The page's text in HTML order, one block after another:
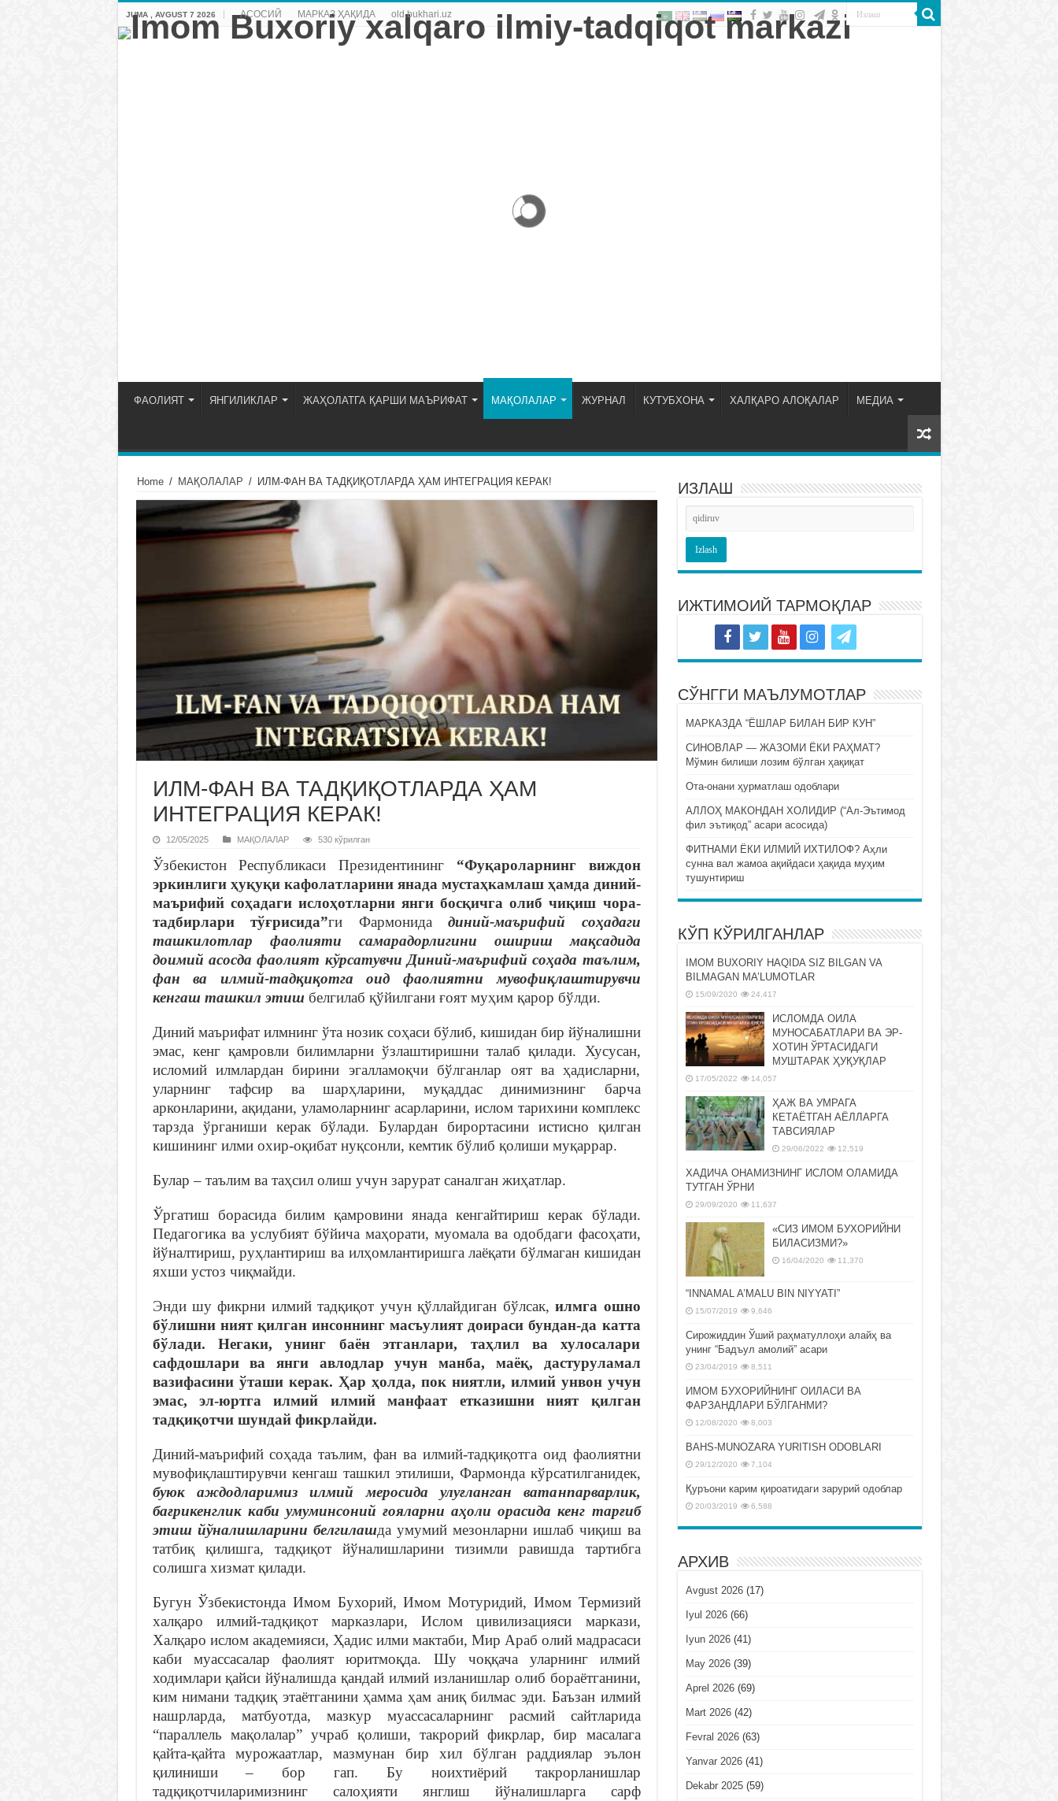
JUMA , AVGUST 7 2026 АСОСИЙ МАРКАЗ ҲАҚИДА old.bukhari.uz
ФАОЛИЯТ ЯНГИЛИКЛАР ЖАҲОЛАТГА ҚАРШИ МАЪРИФАТ МАҚОЛАЛАР ЖУРНАЛ КУТУБХОНА ХАЛҚАРО АЛОҚАЛАР МЕДИА
Home / МАҚОЛАЛАР / ИЛМ-ФАН ВА ТАДҚИҚОТЛАРДА ҲАМ ИНТЕГРАЦИЯ КЕРАК!
ИЛМ-ФАН ВА ТАДҚИҚОТЛАРДА ҲАМ
ИНТЕГРАЦИЯ КЕРАК!
12/05/2025 МАҚОЛАЛАР 530 кўрилган
Ўзбекистон Республикаси Президентининг “Фуқароларнинг виждон
эркинлиги ҳуқуқи кафолатларини янада мустаҳкамлаш ҳамда диний-
маърифий соҳадаги ислоҳотларни янги босқичга олиб чиқиш чора-
тадбирлари тўғрисида”ги Фармонида диний-маърифий соҳадаги
ташкилотлар фаолияти самарадорлигини ошириш мақсадида
доимий асосда фаолият кўрсатувчи Диний-маърифий соҳада таълим,
фан ва илмий-тадқиқотга оид фаолиятни мувофиқлаштирувчи
кенгаш ташкил этишбелгилаб қўйилгани ғоят муҳим қарор бўлди.
Диний маърифат илмнинг ўта нозик соҳаси бўлиб, кишидан бир йўналишни
эмас, кенг қамровли билимларни ўзлаштиришни талаб қилади. Хусусан,
исломий илмлардан бирини эгалламоқчи бўлганлар оят ва ҳадисларни,
уларнинг тафсир ва шарҳларини, муқаддас динимизнинг барча
арконларини, ақидани, уламоларнинг асарларини, ислом тарихини комплекс
тарзда ўрганиши керак бўлади. Булардан бирортасини истисно қилган
кишининг илми охир-оқибат нуқсонли, кемтик бўлиб қолиши муқаррар.
Булар – таълим ва таҳсил олиш учун зарурат саналган жиҳатлар.
Ўргатиш борасида билим қамровини янада кенгайтириш керак бўлади.
Педагогика ва услубият бўйича маҳорати, муомала ва одобдаги фасоҳати,
йўналтириш, руҳлантириш ва илҳомлантиришга лаёқати бўлмаган кишидан
яхши устоз чиқмайди.
Энди шу фикрни илмий тадқиқот учун қўллайдиган бўлсак,илмга ошно
бўлишни ният қилган инсоннинг масъулият доираси бундан-да катта
бўлади. Негаки, унинг баён этганлари, таҳлил ва хулосалари
сафдошлари ва янги авлодлар учун манба, маёқ, дастуруламал
вазифасини ўташи керак. Ҳар ҳолда, пок ниятли, илмий унвон учун
эмас, эл-юртга илмий илмий манфаат етказишни ният қилган
тадқиқотчи шундай фикрлайди.
Диний-маърифий соҳада таълим, фан ва илмий-тадқиқотга оид фаолиятни
мувофиқлаштирувчи кенгаш ташкил этилиши, Фармонда кўрсатилганидек,
буюк аждодларимиз илмий меросида улуғланган ватанпарварлик,
бағрикенглик каби умуминсоний ғояларни аҳоли орасида кенг тарғиб
этиш йўналишларини белгилашда умумий мезонларни ишлаб чиқиш ва
татбиқ қилишга, тадқиқот йўналишларини тизимли равишда тартибга
солишга хизмат қилади.
Бугун Ўзбекистонда Имом Бухорий, Имом Мотуридий, Имом Термизий
халқаро илмий-тадқиқот марказлари, Ислом цивилизацияси маркази,
Халқаро ислом академияси, Ҳадис илми мактаби, Мир Араб олий мадрасаси
каби муассасалар фаолият юритмоқда. Шу чоққача уларнинг илмий
ходимлари қайси йўналишда қандай илмий изланишлар олиб бораётганини,
ким нимани тадқиқ этаётганини ҳамма ҳам аниқ билмас эди. Баъзан илмий
нашрларда, матбуотда, мазкур муассасаларнинг расмий сайтларида
“параллель мақолалар” учраб қолиши, такрорий фикрлар, бир масалага
қайта-қайта мурожаатлар, мазмунан бир хил бўлган раддиялар эълон
қилиниши – бор гап. Бу ноихтиёрий такрорланишлар
тадқиқотчиларимизнинг салоҳияти янглиш йўналишларга сарф
ИЗЛАШ
ИЖТИМОИЙ ТАРМОҚЛАР
СЎНГГИ МАЪЛУМОТЛАР
МАРКАЗДА “ЁШЛАР БИЛАН БИР КУН”
СИНОВЛАР — ЖАЗОМИ ЁКИ РАҲМАТ?
Мўмин билиши лозим бўлган ҳақиқат
Ота-онани ҳурматлаш одоблари
АЛЛОҲ МАКОНДАН ХОЛИДИР (“Ал-Эътимод
фил эътиқод” асари асосида)
ФИТНАМИ ЁКИ ИЛМИЙ ИХТИЛОФ? Аҳли
сунна вал жамоа ақийдаси ҳақида муҳим
тушунтириш
КЎП КЎРИЛГАНЛАР
IMOM BUXORIY HAQIDA SIZ BILGAN VA
BILMAGAN MA’LUMOTLAR
15/09/2020 24,417
ИСЛОМДА ОИЛА
МУНОСАБАТЛАРИ ВА ЭР-
ХОТИН ЎРТАСИДАГИ
МУШТАРАК ҲУҚУҚЛАР
17/05/2022 14,057
ҲАЖ ВА УМРАГА
КЕТАЁТГАН АЁЛЛАРГА
ТАВСИЯЛАР
29/06/2022 12,519
ХАДИЧА ОНАМИЗНИНГ ИСЛОМ ОЛАМИДА
ТУТГАН ЎРНИ
29/09/2020 11,637
«СИЗ ИМОМ БУХОРИЙНИ
БИЛАСИЗМИ?»
16/04/2020 11,370
“INNAMAL A’MALU BIN NIYYATI”
15/07/2019 9,646
Сирожиддин Ўший раҳматуллоҳи алайҳ ва
унинг “Бадъул амолий” асари
23/04/2019 8,511
ИМОМ БУХОРИЙНИНГ ОИЛАСИ ВА
ФАРЗАНДЛАРИ БЎЛГАНМИ?
12/08/2020 8,003
BAHS-MUNOZARA YURITISH ODOBLARI
29/12/2020 7,104
Қуръони карим қироатидаги зарурий одоблар
20/03/2019 6,588
АРХИВ
Avgust 2026(17)
Iyul 2026(66)
Iyun 2026(41)
May 2026(39)
Aprel 2026(69)
Mart 2026(42)
Fevral 2026(63)
Yanvar 2026(41)
Dekabr 2025(59)